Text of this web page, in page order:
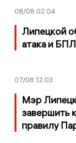
08/08 02:04
Липецкой
атака и
07/08 12:03
Мэр
завершить
правилу